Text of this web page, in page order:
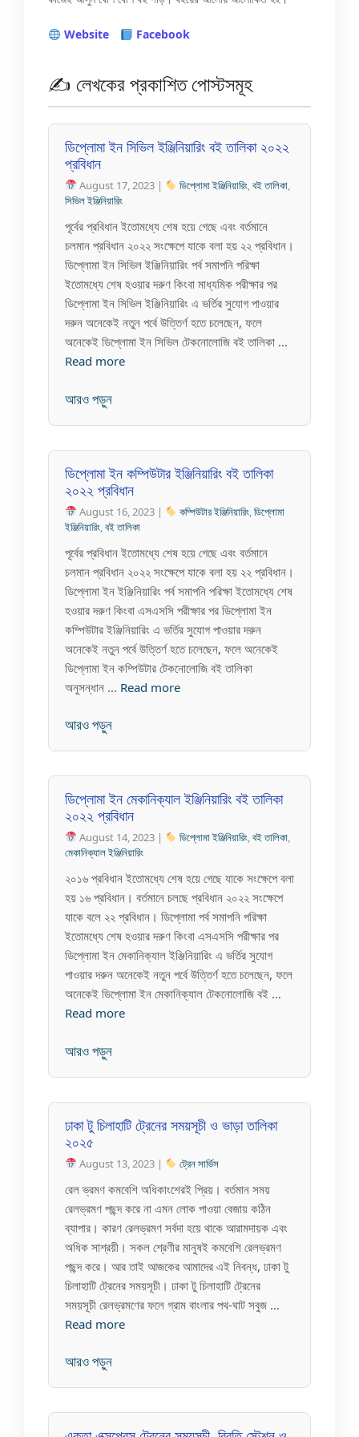
Website Facebook
✍️ লেখকের প্রকাশিত পোস্টসমূহ
ডিপ্লোমা ইন সিভিল ইঞ্জিনিয়ারিং বই তালিকা ২০২২
প্রবিধান
August 17, 2023 |
ডিপ্লোমা ইঞ্জিনিয়ারিং,বই তালিকা,
সিভিল ইঞ্জিনিয়ারিং
পূর্বের প্রবিধান ইতোমধ্যে শেষ হয়ে গেছে এবং বর্তমানে
চলমান প্রবিধান ২০২২ সংক্ষেপে যাকে বলা হয় ২২ প্রবিধান।
ডিপ্লোমা ইন সিভিল ইঞ্জিনিয়ারিং পর্ব সমাপনি পরিক্ষা
ইতোমধ্যে শেষ হওয়ার দরুণ কিংবা মাধ্যমিক পরীক্ষার পর
ডিপ্লোমা ইন সিভিল ইঞ্জিনিয়ারিং এ ভর্তির সুযোগ পাওয়ার
দরুন অনেকেই নতুন পর্বে উত্তির্ণ হতে চলেছেন, ফলে
অনেকেই ডিপ্লোমা ইন সিভিল টেকনোলোজি বই তালিকা …
Read more
আরও পড়ুন
ডিপ্লোমা ইন কম্পিউটার ইঞ্জিনিয়ারিং বই তালিকা
২০২২ প্রবিধান
August 16, 2023 |
কম্পিউটার ইঞ্জিনিয়ারিং,ডিপ্লোমা
ইঞ্জিনিয়ারিং,বই তালিকা
পূর্বের প্রবিধান ইতোমধ্যে শেষ হয়ে গেছে এবং বর্তমানে
চলমান প্রবিধান ২০২২ সংক্ষেপে যাকে বলা হয় ২২ প্রবিধান।
ডিপ্লোমা ইন ইঞ্জিনিয়ারিং পর্ব সমাপনি পরিক্ষা ইতোমধ্যে শেষ
হওয়ার দরুণ কিংবা এসএসসি পরীক্ষার পর ডিপ্লোমা ইন
কম্পিউটার ইঞ্জিনিয়ারিং এ ভর্তির সুযোগ পাওয়ার দরুন
অনেকেই নতুন পর্বে উত্তির্ণ হতে চলেছেন, ফলে অনেকেই
ডিপ্লোমা ইন কম্পিউটার টেকনোলোজি বই তালিকা
অনুসন্ধান … Read more
আরও পড়ুন
ডিপ্লোমা ইন মেকানিক্যাল ইঞ্জিনিয়ারিং বই তালিকা
২০২২ প্রবিধান
August 14, 2023 |
ডিপ্লোমা ইঞ্জিনিয়ারিং,বই তালিকা,
মেকানিক্যাল ইঞ্জিনিয়ারিং
২০১৬ প্রবিধান ইতোমধ্যে শেষ হয়ে গেছে যাকে সংক্ষেপে বলা
হয় ১৬ প্রবিধান। বর্তমানে চলছে প্রবিধান ২০২২ সংক্ষেপে
যাকে বলে ২২ প্রবিধান। ডিপ্লোমা পর্ব সমাপনি পরিক্ষা
ইতোমধ্যে শেষ হওয়ার দরুণ কিংবা এসএসসি পরীক্ষার পর
ডিপ্লোমা ইন মেকানিক্যাল ইঞ্জিনিয়ারিং এ ভর্তির সুযোগ
পাওয়ার দরুন অনেকেই নতুন পর্বে উত্তির্ণ হতে চলেছেন, ফলে
অনেকেই ডিপ্লোমা ইন মেকানিক্যাল টেকনোলোজি বই …
Read more
আরও পড়ুন
ঢাকা টু চিলাহাটি ট্রেনের সময়সূচী ও ভাড়া তালিকা
২০২৫
August 13, 2023 |
ট্রেন সার্ভিস
রেল ভ্রমণ কমবেশি অধিকাংশেরই প্রিয়। বর্তমান সময়
রেলভ্রমণ পছন্দ করে না এমন লোক পাওয়া বেজায় কঠিন
ব্যাপার। কারণ রেলভ্রমণ সর্বদা হয়ে থাকে আরামদায়ক এবং
অধিক সাশ্রয়ী। সকল শ্রেণীর মানুষই কমবেশি রেলভ্রমণ
পছন্দ করে। আর তাই আজকের আমাদের এই নিবন্ধ, ঢাকা টু
চিলাহাটি ট্রেনের সময়সূচী। ঢাকা টু চিলাহাটি ট্রেনের
সময়সূচী রেলভ্রমণের ফলে গ্রাম বাংলার পথ-ঘাট সবুজ …
Read more
আরও পড়ুন